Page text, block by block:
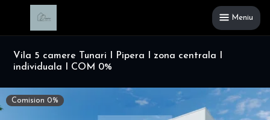
Meniu
Vila 5 camere Tunari I Pipera I zona centrala I
individuala I COM 0%
Comision 0%